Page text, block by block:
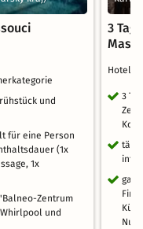
und
für eine Person
(1x
1x
Zentrum
und
3
Hotel
3